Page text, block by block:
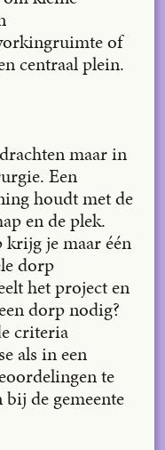
of
centraal plein.
maar in
Een
houdt met de
en de plek.
krijg je maar één
dorp
het project en
dorp nodig?
criteria
als in een
te
de gemeente